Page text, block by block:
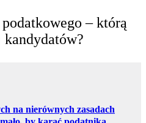
– którą
na nierównych zasadach